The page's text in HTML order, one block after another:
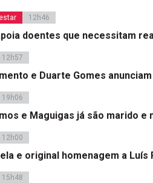
12h46
doentes que necessitam
12h57
e Duarte Gomes
19h06
e Maguigas já são marido e
12h00
e original homenagem a Luís
15h48